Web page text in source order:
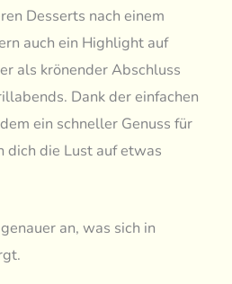
Desserts nach einem
auch ein Highlight auf
als krönender Abschluss
Dank der einfachen
ein schneller Genuss für
dich die Lust auf etwas
an, was sich in